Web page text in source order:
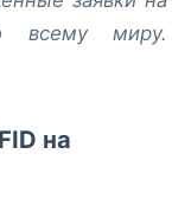
всему миру.
на